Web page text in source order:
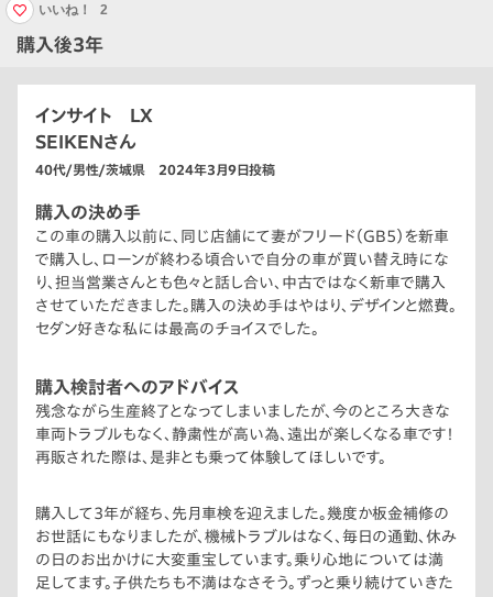
購入後3年
いいね！ 2
インサイト LX
SEIKENさん
40代/男性/茨城県 2024年3月9日投稿
購入の決め手
この車の購入以前に、同じ店舗にて妻がフリード（GB5）を新車
で購入し、ローンが終わる頃合いで自分の車が買い替え時にな
り、担当営業さんとも色々と話し合い、中古ではなく新車で購入
させていただきました。購入の決め手はやはり、デザインと燃費。
セダン好きな私には最高のチョイスでした。
購入検討者へのアドバイス
残念ながら生産終了となってしまいましたが、今のところ大きな
車両トラブルもなく、静粛性が高い為、遠出が楽しくなる車です！
再販された際は、是非とも乗って体験してほしいです。
購入して3年が経ち、先月車検を迎えました。幾度か板金補修の
お世話にもなりましたが、機械トラブルはなく、毎日の通勤、休み
の日のお出かけに大変重宝しています。乗り心地については満
足してます。子供たちも不満はなさそう。ずっと乗り続けていきた